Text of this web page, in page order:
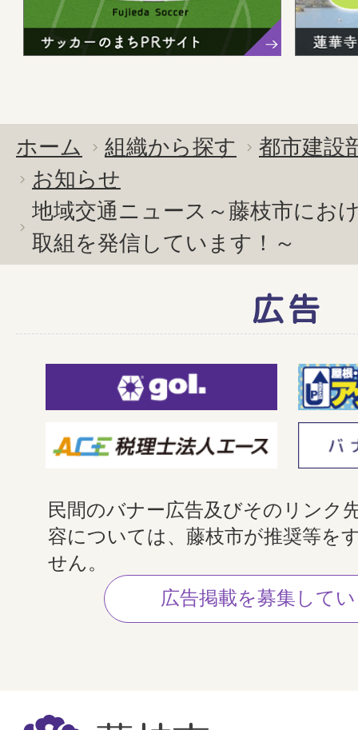
ホーム 組織から探す
都市建設
お知らせ
地域交通ニュース～藤枝市にお
取組を発信しています！～
広告
民間のバナー広告及びそのリンク
容については、藤枝市が推奨等を
せん。
広告掲載を募集して